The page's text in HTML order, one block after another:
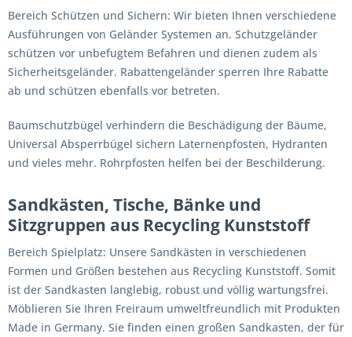
Bereich Schützen und Sichern: Wir bieten Ihnen verschiedene
Ausführungen von Geländer Systemen an. Schutzgeländer
schützen vor unbefugtem Befahren und dienen zudem als
Sicherheitsgeländer. Rabattengeländer sperren Ihre Rabatte
ab und schützen ebenfalls vor betreten.
Baumschutzbügel verhindern die Beschädigung der Bäume,
Universal Absperrbügel sichern Laternenpfosten, Hydranten
und vieles mehr. Rohrpfosten helfen bei der Beschilderung.
Sandkästen, Tische, Bänke und
Sitzgruppen aus Recycling Kunststoff
Bereich Spielplatz: Unsere Sandkästen in verschiedenen
Formen und Größen bestehen aus Recycling Kunststoff. Somit
ist der Sandkasten langlebig, robust und völlig wartungsfrei.
Möblieren Sie Ihren Freiraum umweltfreundlich mit Produkten
Made in Germany. Sie finden einen großen Sandkasten, der für